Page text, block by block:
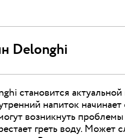
Delonghi
становится
напиток
возникнуть
греть воду. Может